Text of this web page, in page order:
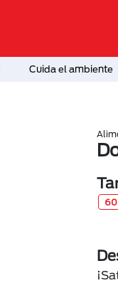
Cuida el ambiente
60